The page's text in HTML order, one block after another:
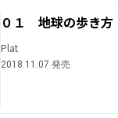
０１ 地球の歩き
Plat
2018.11.07 発売